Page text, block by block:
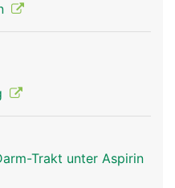
Trakt unter Aspirin